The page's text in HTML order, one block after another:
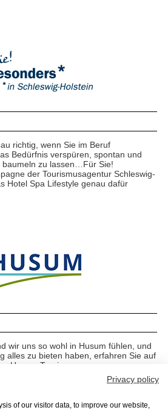
richtig, wenn Sie im Beruf
Bedürfnis verspüren, spontan und
baumeln zu lassen…Für Sie!
der Tourismusagentur Schleswig-
Hotel Spa Lifestyle genau dafür
wir uns so wohl in Husum fühlen, und
alles zu bieten haben, erfahren Sie auf
Husum Tourismus.
Privacy policy
of our visitor data, to improve our website,